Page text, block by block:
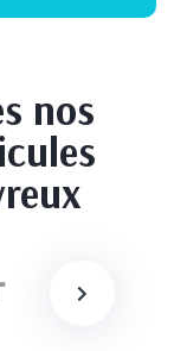
nos